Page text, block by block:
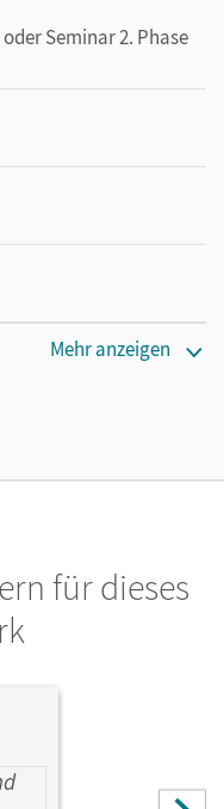
Seminar 2. Phase
Gimbel, Cordula;
Mehr anzeigen
für dieses